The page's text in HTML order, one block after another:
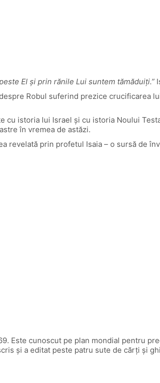
El și prin rănile Lui suntem tămăduiți.”
Robul suferind prezice crucificarea
istoria lui Israel și cu istoria Noului
în vremea de astăzi.
revelată prin profetul Isaia – o sursă de
Este cunoscut pe plan mondial pentru
și a editat peste patru sute de cărți și